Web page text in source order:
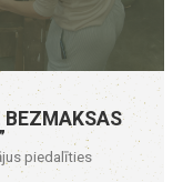
BEZMAKSAS
piedalīties